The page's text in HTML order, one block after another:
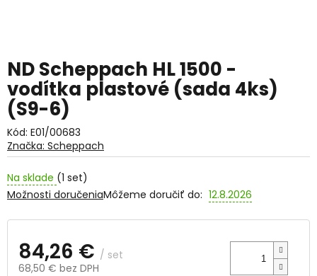
ND Scheppach HL 1500 -
vodítka plastové (sada 4ks)
(S9-6)
Kód: E01/00683
Na sklade (1 set)
Môžeme doručiť do: 12.8.2026
Možnosti doručenia
84,26 € / set
68,50 € bez DPH
Značka: Scheppach